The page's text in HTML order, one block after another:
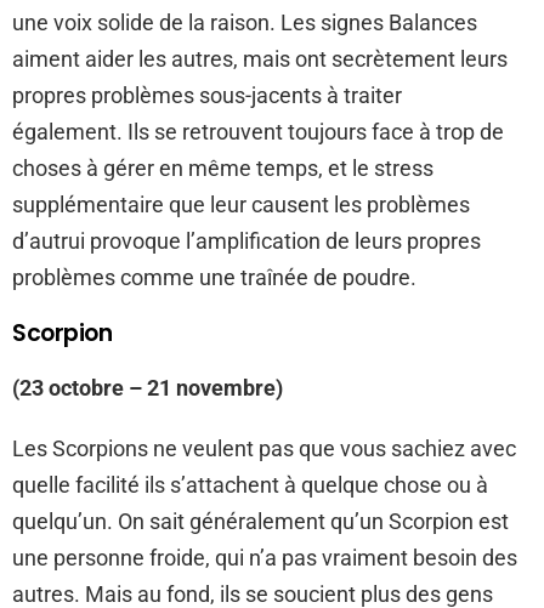
une voix solide de la raison. Les signes Balances
aiment aider les autres, mais ont secrètement leurs
propres problèmes sous-jacents à traiter
également. Ils se retrouvent toujours face à trop de
choses à gérer en même temps, et le stress
supplémentaire que leur causent les problèmes
d’autrui provoque l’amplification de leurs propres
problèmes comme une traînée de poudre.
Scorpion
(23 octobre – 21 novembre)
Les Scorpions ne veulent pas que vous sachiez avec
quelle facilité ils s’attachent à quelque chose ou à
quelqu’un. On sait généralement qu’un Scorpion est
une personne froide, qui n’a pas vraiment besoin des
autres. Mais au fond, ils se soucient plus des gens